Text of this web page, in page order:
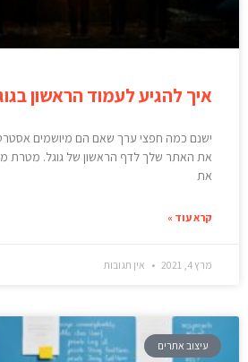
איך להגיע לעמוד הראשון
ישנם כמה חפצי ערך שאם הם מיושמים
את האתר שלך לדף הראשון של גוגל. מטרת
את
קרא עוד »
מרץ 4, 2021 אין תגובות
עיצוב אתרים